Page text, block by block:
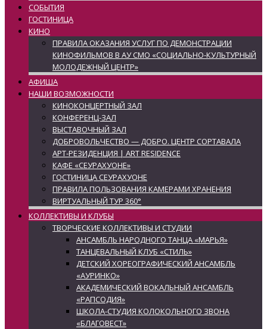
СОБЫТИЯ
ГОСТИНИЦА
КИНО
ПРАВИЛА ОКАЗАНИЯ УСЛУГ ПО ДЕМОНСТРАЦИИ
КИНОФИЛЬМОВ В АУ СМО «СОЦИАЛЬНО-КУЛЬТУРНЫЙ
МОЛОДЕЖНЫЙ ЦЕНТР»
АФИША
НАШИ ВОЗМОЖНОСТИ
КИНОКОНЦЕРТНЫЙ ЗАЛ
КОНФЕРЕНЦ-ЗАЛ
ВЫСТАВОЧНЫЙ ЗАЛ
ДОБРОВОЛЬЧЕСТВО — ДОБРО. ЦЕНТР СОРТАВАЛА
АРТ-РЕЗИДЕНЦИЯ | ART RESIDENCE
КАФЕ «СЕУРАХУОНЕ»
ГОСТИНИЦА СЕУРАХУОНЕ
ПРАВИЛА ПОЛЬЗОВАНИЯ КАМЕРАМИ ХРАНЕНИЯ
ВИРТУАЛЬНЫЙ ТУР 360°
КОЛЛЕКТИВЫ И КЛУБЫ
ТВОРЧЕСКИЕ КОЛЛЕКТИВЫ И СТУДИИ
АНСАМБЛЬ НАРОДНОГО ТАНЦА «МАРЬЯ»
ТАНЦЕВАЛЬНЫЙ КЛУБ «СТИЛЬ»
ДЕТСКИЙ ХОРЕОГРАФИЧЕСКИЙ АНСАМБЛЬ
«АУРИНКО»
АКАДЕМИЧЕСКИЙ ВОКАЛЬНЫЙ АНСАМБЛЬ
«РАПСОДИЯ»
ШКОЛА-СТУДИЯ КОЛОКОЛЬНОГО ЗВОНА
«БЛАГОВЕСТ»